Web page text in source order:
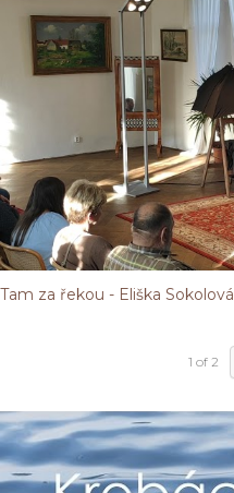
Tam za řekou - Eliška Sokolová
1 of 2